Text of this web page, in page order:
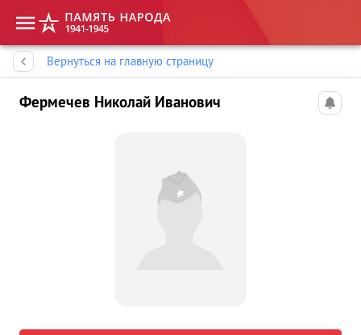
Вернуться на главную страницу
Фермечев Николай Иванович
Память народа